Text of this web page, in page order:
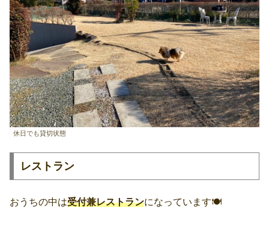
休日でも貸切状態
レストラン
おうちの中は受付兼レストランになっています🍽